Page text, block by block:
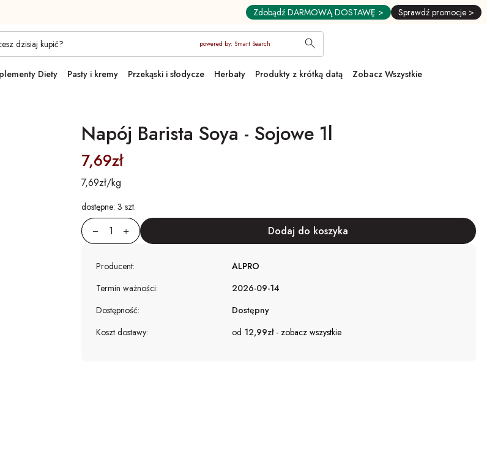
Zdobądź DARMOWĄ DOSTAWĘ > Sprawdź promocje >
powered by: Smart Search
Diety Pasty i kremy Przekąski i słodycze Herbaty Produkty z krótką datą Zobacz Wszystkie
Napój Barista Soya - Sojowe 1l
7,69zł
7,69zł/kg
dostępne: 3 szt.
Producent:
ALPRO
Termin ważności:
2026-09-14
Dostępność:
Dostępny
Koszt dostawy:
od 12,99zł - zobacz wszystkie